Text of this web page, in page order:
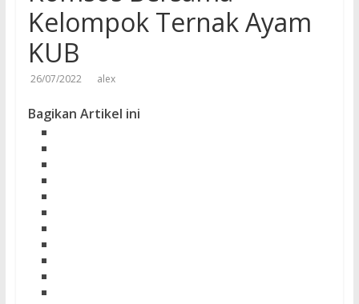
Kelompok Ternak Ayam
KUB
26/07/2022 alex
Bagikan Artikel ini